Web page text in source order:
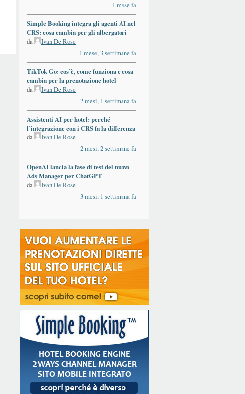
1 mese fa
Simple Booking integra gli agenti AI nel
CRS: cosa cambia per gli albergatori
da
Ivan De Rose
1 mese, 3 settimane fa
TikTok Go: cos’è, come funziona e cosa
cambia per la prenotazione hotel
da
Ivan De Rose
2 mesi, 1 settimana fa
Assistenti AI per hotel: perché
l’integrazione con i CRS fa la differenza
da
Ivan De Rose
2 mesi, 2 settimane fa
OpenAI lancia la fase di test del nuovo
Ads Manager per ChatGPT
da
Ivan De Rose
3 mesi, 1 settimana fa